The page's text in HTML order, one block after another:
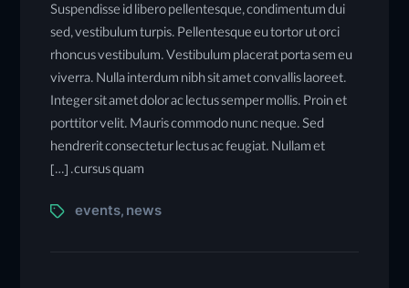
Suspendisse id libero pellentesque, condimentum dui
sed, vestibulum turpis. Pellentesque eu tortor ut orci
rhoncus vestibulum. Vestibulum placerat porta sem eu
viverra. Nulla interdum nibh sit amet convallis laoreet.
Integer sit amet dolor ac lectus semper mollis. Proin et
porttitor velit. Mauris commodo nunc neque. Sed
hendrerit consectetur lectus ac feugiat. Nullam et
cursus quam. […]
events, news